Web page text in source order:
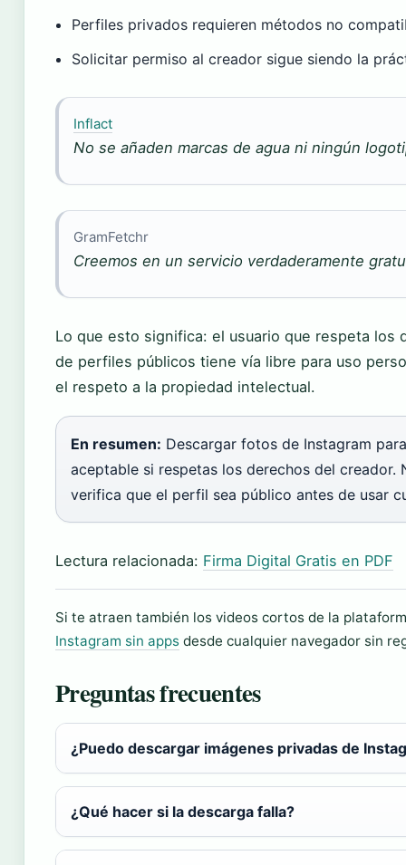
Perfiles privados requieren métodos no
Solicitar permiso al creador sigue siendo la
Inflact
No se añaden marcas de agua ni ningún
GramFetchr
Creemos en un servicio verdaderamente
Lo que esto significa: el usuario que respeta los
de perfiles públicos tiene vía libre para uso
el respeto a la propiedad intelectual.
En resumen: Descargar fotos de Instagram
aceptable si respetas los derechos del creador.
verifica que el perfil sea público antes de usar
Lectura relacionada: Firma Digital Gratis en PDF
Si te atraen también los videos cortos de la
Instagram sin apps desde cualquier navegador sin
Preguntas frecuentes
¿Puedo descargar imágenes privadas de
¿Qué hacer si la descarga falla?